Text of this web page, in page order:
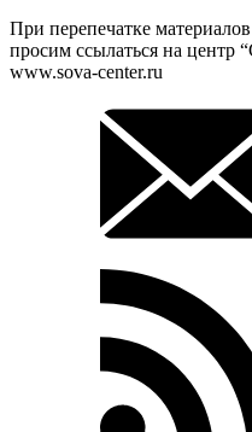
При перепечатке
просим ссылаться на центр
www.sova-center.ru